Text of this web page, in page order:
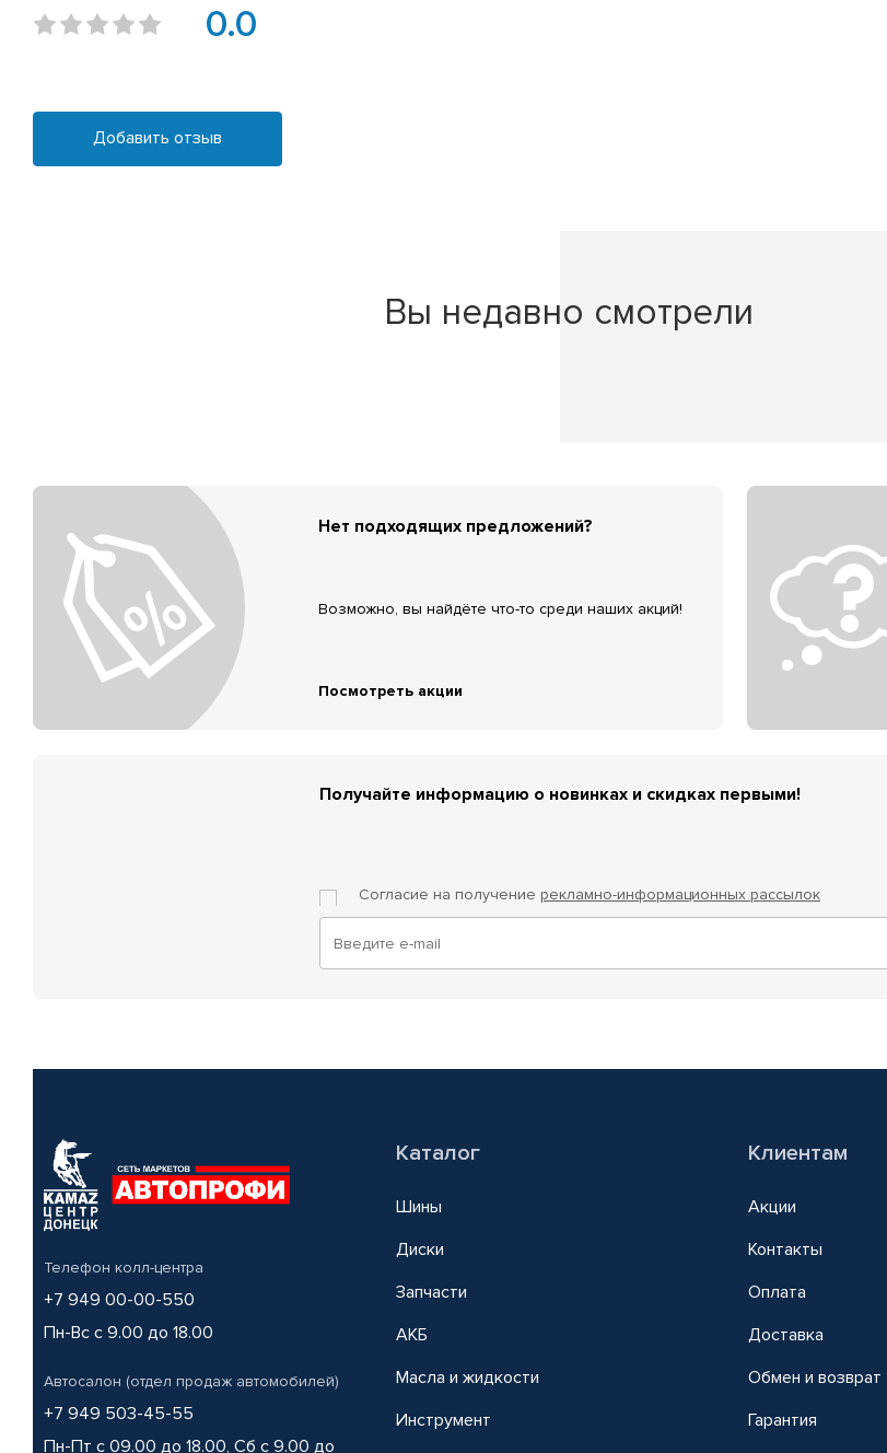
0.0
Добавить отзыв
Вы недавно смотрели
Нет подходящих предложений?
Возможно, вы найдёте что-то среди наших акций!
Посмотреть акции
Получайте информацию о новинках и скидках первыми!
Согласие на получение рекламно-информационных рассылок
Телефон колл-центра
+7 949 00-00-550
Пн-Вс с 9.00 до 18.00
Автосалон (отдел продаж автомобилей)
+7 949 503-45-55
Пн-Пт с 09.00 до 18.00, Сб с 9.00 до
Каталог
Шины
Диски
Запчасти
АКБ
Масла и жидкости
Инструмент
Клиентам
Акции
Контакты
Оплата
Доставка
Обмен и возврат
Гарантия